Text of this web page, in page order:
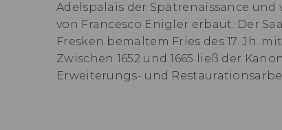
Adelspalais der Spätrenaissance und
von Francesco Enigler erbaut. Der
Fresken bemaltem Fries des 17. Jh.
Zwischen 1652 und 1665 ließ der
Erweiterungs- und